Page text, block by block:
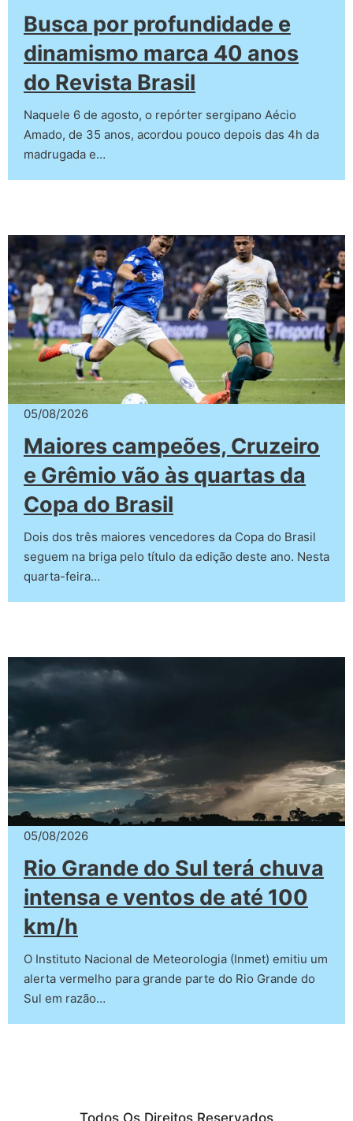
Busca por profundidade e
dinamismo marca 40 anos
do Revista Brasil
Naquele 6 de agosto, o repórter sergipano Aécio
Amado, de 35 anos, acordou pouco depois das 4h da
madrugada e…
05/08/2026
Maiores campeões, Cruzeiro
e Grêmio vão às quartas da
Copa do Brasil
Dois dos três maiores vencedores da Copa do Brasil
seguem na briga pelo título da edição deste ano. Nesta
quarta-feira…
05/08/2026
Rio Grande do Sul terá chuva
intensa e ventos de até 100
km/h
O Instituto Nacional de Meteorologia (Inmet) emitiu um
alerta vermelho para grande parte do Rio Grande do
Sul em razão…
Todos Os Direitos Reservados